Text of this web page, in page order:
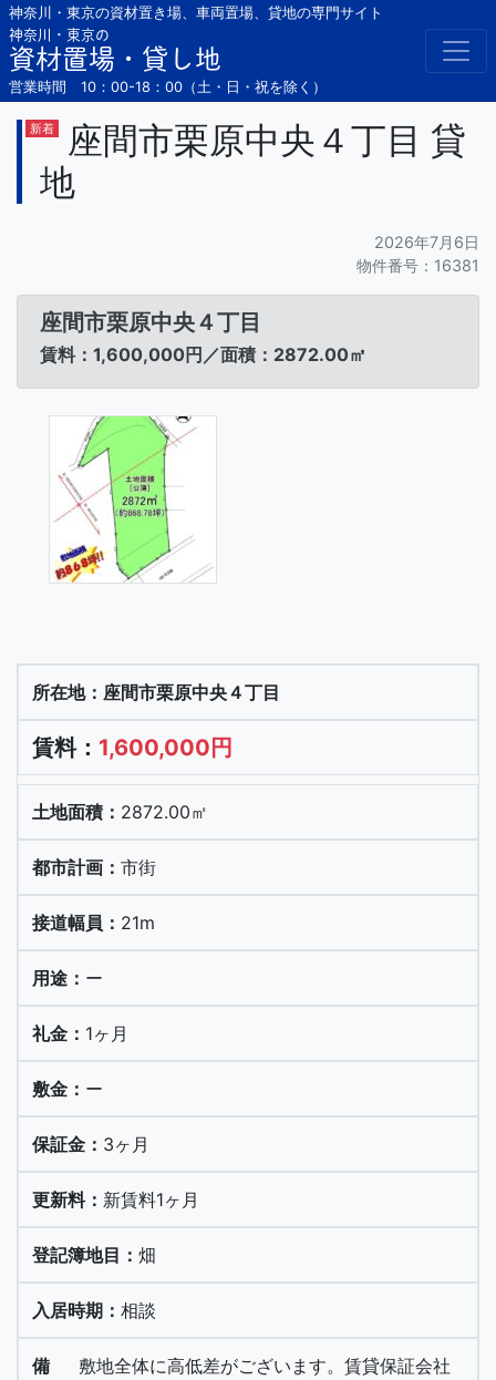
Skip
to
content
神奈川・東京の資材置き場、車両置場、貸地の専門サイト
神奈川・東京の
資材置場・貸し地
営業時間 10：00-18：00（土・日・祝を除く）
新着
座間市栗原中央４丁目 貸
地
2026年7月6日
物件番号：16381
座間市栗原中央４丁目
賃料：1,600,000円／面積：2872.00㎡
座間市栗原中央４丁目
1,600,000円
2872.00㎡
市街
21m
ー
1ヶ月
ー
3ヶ月
新賃料1ヶ月
畑
相談
敷地全体に高低差がございます。賃貸保証会社